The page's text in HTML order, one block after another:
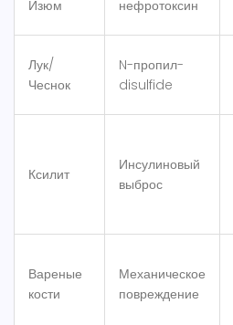
Изюм
нефротоксин
Лук/
Чеснок
N-пропил-
disulfide
Ксилит
Инсулиновый
выброс
Вареные
кости
Механическое
повреждение